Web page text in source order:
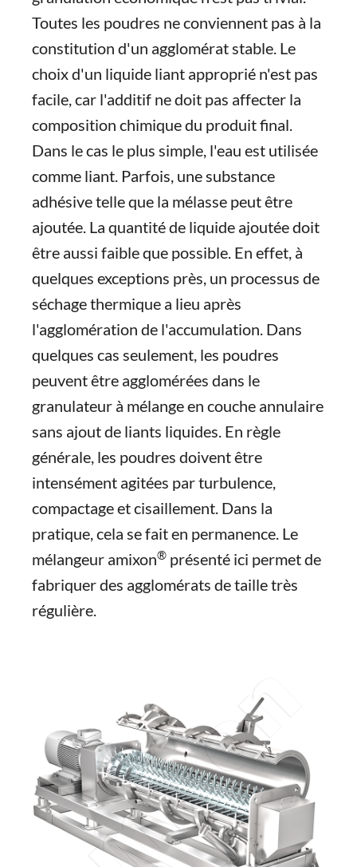
Toutes les poudres ne conviennent pas à la
constitution d'un agglomérat stable. Le
choix d'un liquide liant approprié n'est pas
facile, car l'additif ne doit pas affecter la
composition chimique du produit final.
Dans le cas le plus simple, l'eau est utilisée
comme liant. Parfois, une substance
adhésive telle que la mélasse peut être
ajoutée. La quantité de liquide ajoutée doit
être aussi faible que possible. En effet, à
quelques exceptions près, un processus de
séchage thermique a lieu après
l'agglomération de l'accumulation. Dans
quelques cas seulement, les poudres
peuvent être agglomérées dans le
granulateur à mélange en couche annulaire
sans ajout de liants liquides. En règle
générale, les poudres doivent être
intensément agitées par turbulence,
compactage et cisaillement. Dans la
pratique, cela se fait en permanence. Le
mélangeur amixon® présenté ici permet de
fabriquer des agglomérats de taille très
régulière.